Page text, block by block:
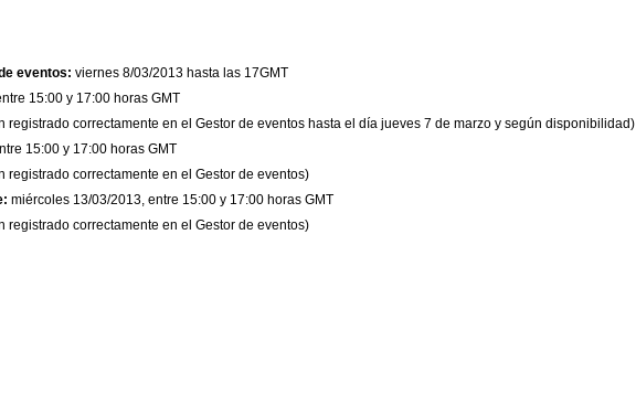
eventos: viernes 8/03/2013 hasta las 17GMT
15:00 y 17:00 horas GMT
correctamente en el Gestor de eventos hasta el día jueves 7 de marzo y según disponibilidad)
15:00 y 17:00 horas GMT
correctamente en el Gestor de eventos)
miércoles 13/03/2013, entre 15:00 y 17:00 horas GMT
correctamente en el Gestor de eventos)